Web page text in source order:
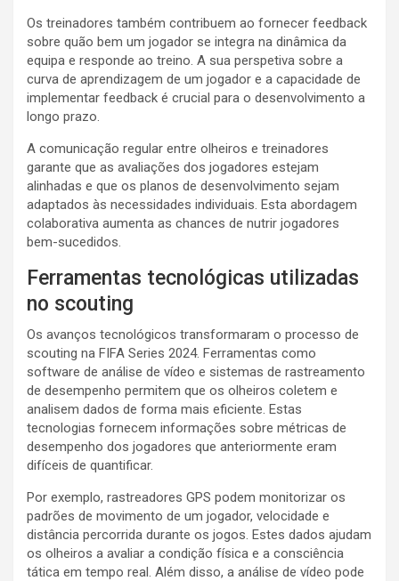
Os treinadores também contribuem ao fornecer feedback
sobre quão bem um jogador se integra na dinâmica da
equipa e responde ao treino. A sua perspetiva sobre a
curva de aprendizagem de um jogador e a capacidade de
implementar feedback é crucial para o desenvolvimento a
longo prazo.
A comunicação regular entre olheiros e treinadores
garante que as avaliações dos jogadores estejam
alinhadas e que os planos de desenvolvimento sejam
adaptados às necessidades individuais. Esta abordagem
colaborativa aumenta as chances de nutrir jogadores
bem-sucedidos.
Ferramentas tecnológicas utilizadas
no scouting
Os avanços tecnológicos transformaram o processo de
scouting na FIFA Series 2024. Ferramentas como
software de análise de vídeo e sistemas de rastreamento
de desempenho permitem que os olheiros coletem e
analisem dados de forma mais eficiente. Estas
tecnologias fornecem informações sobre métricas de
desempenho dos jogadores que anteriormente eram
difíceis de quantificar.
Por exemplo, rastreadores GPS podem monitorizar os
padrões de movimento de um jogador, velocidade e
distância percorrida durante os jogos. Estes dados ajudam
os olheiros a avaliar a condição física e a consciência
tática em tempo real. Além disso, a análise de vídeo pode